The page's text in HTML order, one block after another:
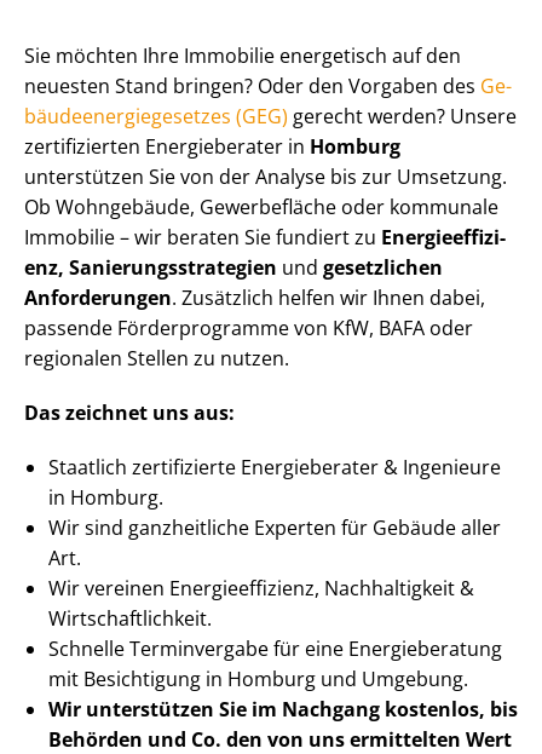
Sie möchten Ihre Immobilie energetisch auf den
neuesten Stand bringen? Oder den Vorgaben des Ge­
bäu­de­en­er­gie­ge­set­zes (GEG) gerecht werden? Unsere
zertifizierten Energieberater in Homburg
unterstützen Sie von der Analyse bis zur Umsetzung.
Ob Wohngebäude, Gewerbefläche oder kommunale
Immobilie – wir beraten Sie fundiert zu En­er­gie­ef­fi­zi­
enz, Sa­nie­rungs­stra­te­gien und gesetzlichen
Anforderungen. Zusätzlich helfen wir Ihnen dabei,
passende Förderprogramme von KfW, BAFA oder
regionalen Stellen zu nutzen.
Das zeichnet uns aus:
Staatlich zertifizierte Energieberater & Ingenieure
in Homburg.
Wir sind ganzheitliche Experten für Gebäude aller
Art.
Wir vereinen En­er­gie­ef­fi­zi­enz, Nachhaltigkeit &
Wirt­schaft­lich­keit.
Schnelle Terminvergabe für eine Energieberatung
mit Besichtigung in Homburg und Umgebung.
Wir unterstützen Sie im Nachgang kostenlos, bis
Behörden und Co. den von uns ermittelten Wert